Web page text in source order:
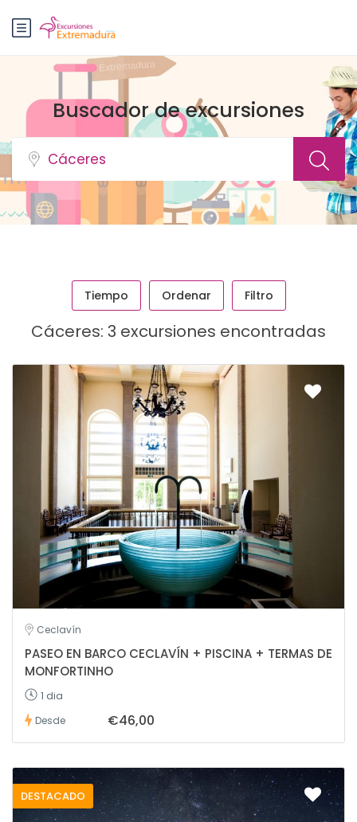
Buscador de excursiones
Tiempo Ordenar Filtro
Cáceres: 3 excursiones encontradas
Ceclavín
PASEO EN BARCO CECLAVÍN + PISCINA + TERMAS DE
MONFORTINHO
1 dia
Desde €46,00
DESTACADO